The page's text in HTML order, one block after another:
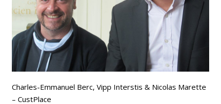
Charles-Emmanuel Berc, Vipp Interstis & Nicolas Marette
– CustPlace